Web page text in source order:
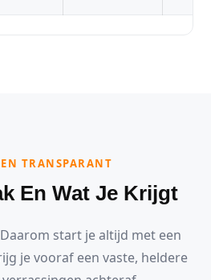
TRANSPARANT
En Wat Je Krijgt
start je altijd met een
je vooraf een vaste, heldere